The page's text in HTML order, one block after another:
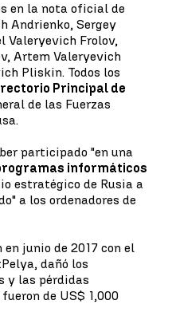
en la nota oficial de
Andrienko, Sergey
Valeryevich Frolov,
Artem Valeryevich
Pliskin. Todos los
Principal de
de las Fuerzas
participado "en una
informáticos
estratégico de Rusia a
a los ordenadores de
en junio de 2017 con el
dañó los
y las pérdidas
de US$ 1,000